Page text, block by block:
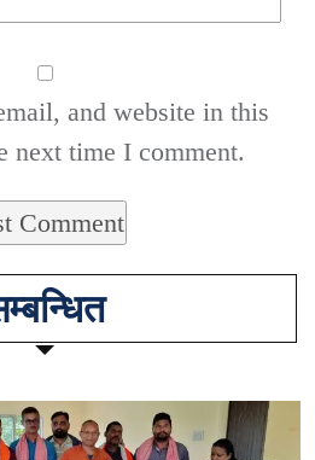
and website in this
next time I comment.